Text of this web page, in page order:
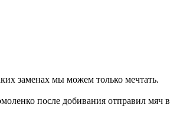
заменах мы можем только мечтать.
после добивания отправил